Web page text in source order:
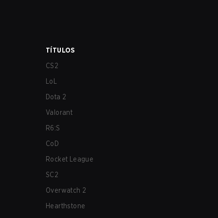
TÍTULOS
CS2
LoL
Dota 2
Valorant
R6:S
CoD
Rocket League
SC2
Overwatch 2
Hearthstone